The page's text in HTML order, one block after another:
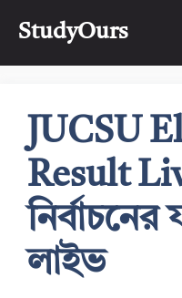
StudyOurs
JUCSU
Result
লাইভ